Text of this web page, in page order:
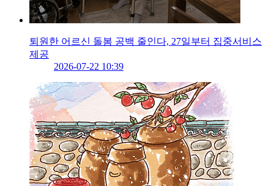
퇴원한 어르신 돌봄 공백 줄인다, 27일부터 집중서비스
제공
2026-07-22 10:39